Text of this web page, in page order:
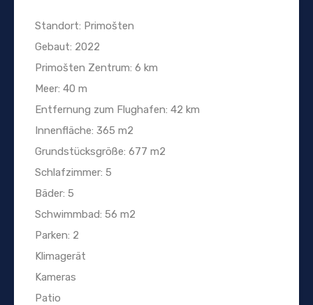
Standort: Primošten
Gebaut: 2022
Primošten Zentrum: 6 km
Meer: 40 m
Entfernung zum Flughafen: 42 km
Innenfläche: 365 m2
Grundstücksgröße: 677 m2
Schlafzimmer: 5
Bäder: 5
Schwimmbad: 56 m2
Parken: 2
Klimagerät
Kameras
Patio